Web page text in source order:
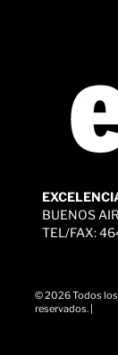
BUENOS
TEL/FAX:
© 2026 Todos
reservados. |